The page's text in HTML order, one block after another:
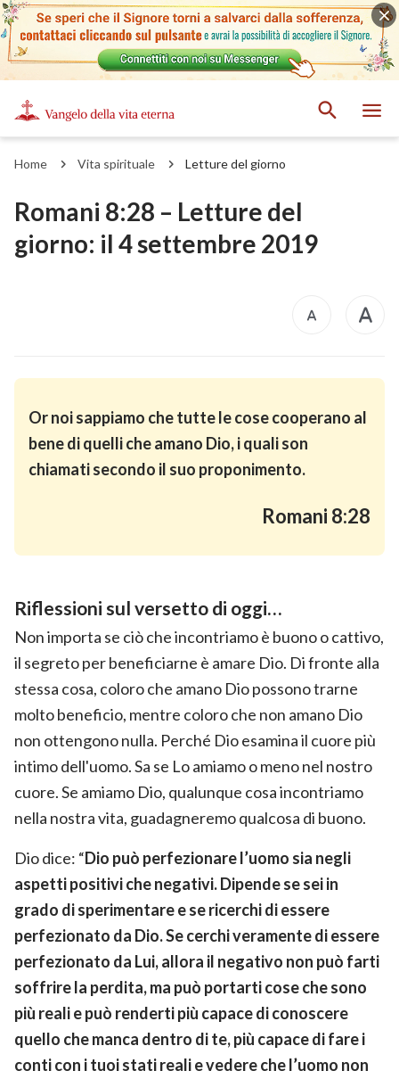
Home Vita spirituale Letture del giorno
Romani 8:28 – Letture del
giorno: il 4 settembre 2019
Or noi sappiamo che tutte le cose cooperano al
bene di quelli che amano Dio, i quali son
chiamati secondo il suo proponimento.
Romani 8:28
Riflessioni sul versetto di oggi…
Non importa se ciò che incontriamo è buono o cattivo,
il segreto per beneficiarne è amare Dio. Di fronte alla
stessa cosa, coloro che amano Dio possono trarne
molto beneficio, mentre coloro che non amano Dio
non ottengono nulla. Perché Dio esamina il cuore più
intimo dell'uomo. Sa se Lo amiamo o meno nel nostro
cuore. Se amiamo Dio, qualunque cosa incontriamo
nella nostra vita, guadagneremo qualcosa di buono.
Dio dice: “Dio può perfezionare l’uomo sia negli
aspetti positivi che negativi. Dipende se sei in
grado di sperimentare e se ricerchi di essere
perfezionato da Dio. Se cerchi veramente di essere
perfezionato da Lui, allora il negativo non può farti
soffrire la perdita, ma può portarti cose che sono
più reali e può renderti più capace di conoscere
quello che manca dentro di te, più capace di fare i
conti con i tuoi stati reali e vedere che l’uomo non